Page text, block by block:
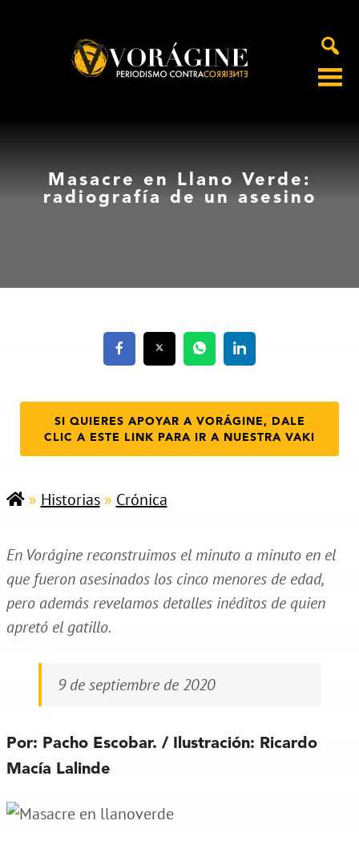
Masacre en Llano Verde:
radiografía de un asesino
SI QUIERES APOYAR A VORÁGINE, DALE
CLIC A ESTE LINK PARA IR A NUESTRA VAKI
» Historias» Crónica
En Vorágine reconstruimos el minuto a minuto en el
que fueron asesinados los cinco menores de edad,
pero además revelamos detalles inéditos de quien
apretó el gatillo.
9 de septiembre de 2020
Por: Pacho Escobar. / Ilustración: Ricardo
Macía Lalinde